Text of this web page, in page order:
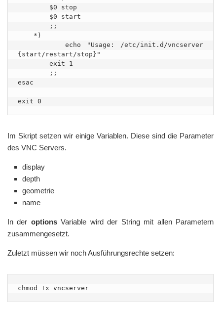
{start/restart/stop}"
esac
Im Skript setzen wir einige Variablen. Diese sind die Parameter
des VNC Servers.
display
depth
geometrie
name
In der optionsVariable wird der String mit allen Parametern
zusammengesetzt.
Zuletzt müssen wir noch Ausführungsrechte setzen:
chmod +x vncserver